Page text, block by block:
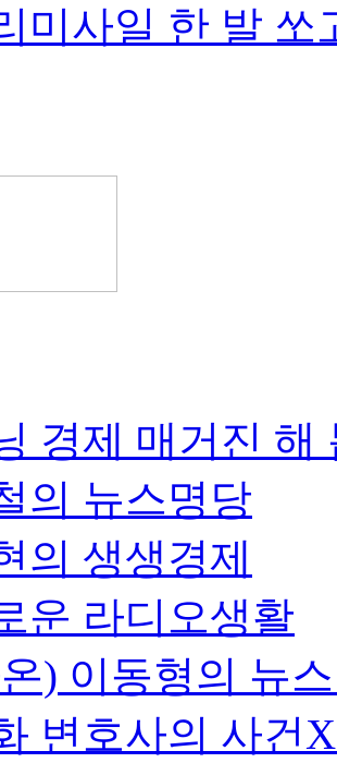
미사일 한 발 쏘
경제 매거진 해
의 뉴스명당
의 생생경제
운 라디오생활
) 이동형의 뉴
변호사의 사건